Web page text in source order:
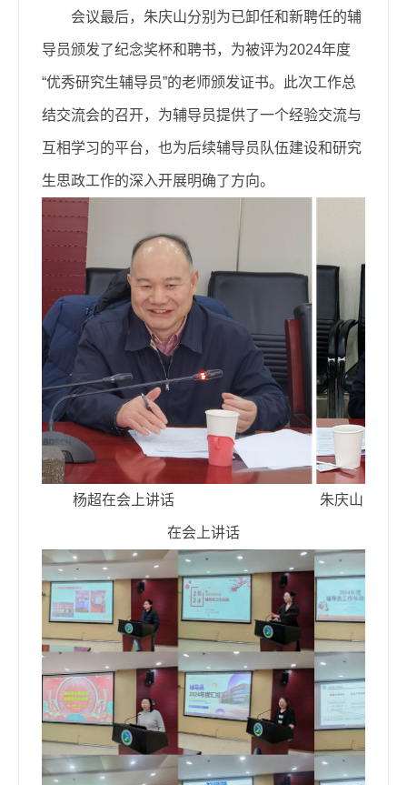
会议最后，朱庆山分别为已卸任和新聘任的辅
导员颁发了纪念奖杯和聘书，为被评为2024年度
“优秀研究生辅导员”的老师颁发证书。此次工作总
结交流会的召开，为辅导员提供了一个经验交流与
互相学习的平台，也为后续辅导员队伍建设和研究
生思政工作的深入开展明确了方向。
杨超在会上讲话 朱庆山
在会上讲话